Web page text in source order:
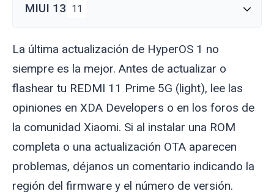
MIUI 13 11
La última actualización de HyperOS 1 no
siempre es la mejor. Antes de actualizar o
flashear tu REDMI 11 Prime 5G (light), lee las
opiniones en XDA Developers o en los foros de
la comunidad Xiaomi. Si al instalar una ROM
completa o una actualización OTA aparecen
problemas, déjanos un comentario indicando la
región del firmware y el número de versión.